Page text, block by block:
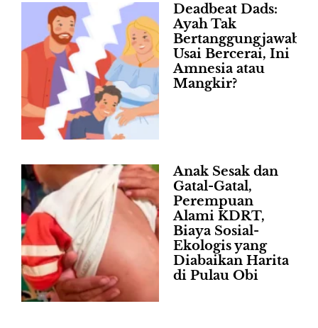
Deadbeat Dads:
Ayah Tak
Bertanggungjawab
Usai Bercerai, Ini
Amnesia atau
Mangkir?
Anak Sesak dan
Gatal-Gatal,
Perempuan
Alami KDRT,
Biaya Sosial-
Ekologis yang
Diabaikan Harita
di Pulau Obi